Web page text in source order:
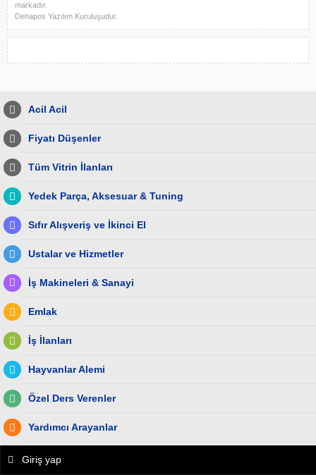
markadır.
Dehapos Yazılım Kuruluşudur.
Acil Acil
Fiyatı Düşenler
Tüm Vitrin İlanları
Yedek Parça, Aksesuar & Tuning
Sıfır Alışveriş ve İkinci El
Ustalar ve Hizmetler
İş Makineleri & Sanayi
Emlak
İş İlanları
Hayvanlar Alemi
Özel Ders Verenler
Yardımcı Arayanlar
Giriş yap